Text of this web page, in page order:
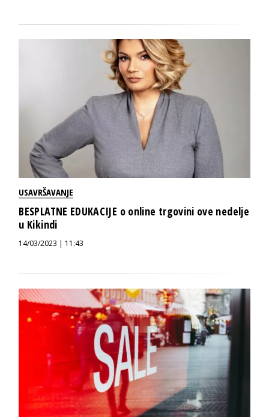
USAVRŠAVANJE
BESPLATNE EDUKACIJE o online trgovini ove nedelje
u Kikindi
14/03/2023 | 11:43